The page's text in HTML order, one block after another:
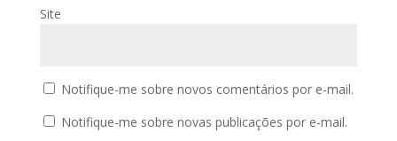
Site
Notifique-me sobre novos comentários por e-mail.
Notifique-me sobre novas publicações por e-mail.